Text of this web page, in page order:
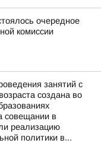
очередное
комиссии
занятий с
создана во
совещании в
реализацию
политики в...